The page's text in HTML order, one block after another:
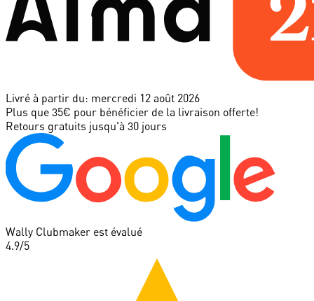
Livré à partir du: mercredi 12 août 2026
Plus que 35€ pour bénéficier de la livraison offerte!
Retours gratuits jusqu'à 30 jours
Wally Clubmaker est évalué
4.9/5